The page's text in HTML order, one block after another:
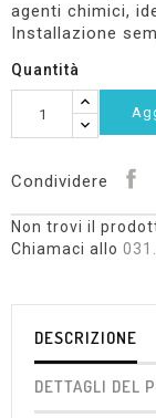
agenti chimici,
Installazione
Quantità
Condividere
Non trovi il
Chiamaci allo
DESCRIZIONE
DETTAGLI DEL